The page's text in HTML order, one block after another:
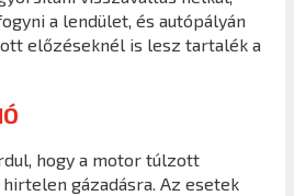
a lendület, és autópályán
előzéseknél is lesz tartalék a
hogy a motor túlzott
gázadásra. Az esetek